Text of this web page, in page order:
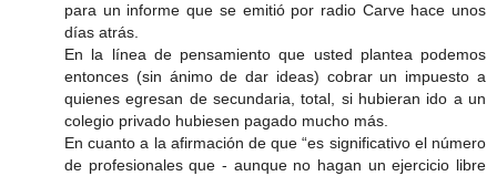
para un informe que se emitió por radio Carve hace unos
días atrás.
En la línea de pensamiento que usted plantea podemos
entonces (sin ánimo de dar ideas) cobrar un impuesto a
quienes egresan de secundaria, total, si hubieran ido a un
colegio privado hubiesen pagado mucho más.
En cuanto a la afirmación de que “es significativo el número
de profesionales que - aunque no hagan un ejercicio libre